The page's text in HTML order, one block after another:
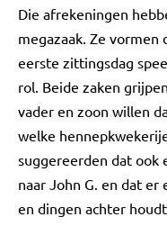
Die afrekeningen
megazaak. Ze vormen
eerste zittingsdag
rol. Beide zaken
vader en zoon willen
welke
suggereerden dat ook
naar John G. en dat
en dingen achter